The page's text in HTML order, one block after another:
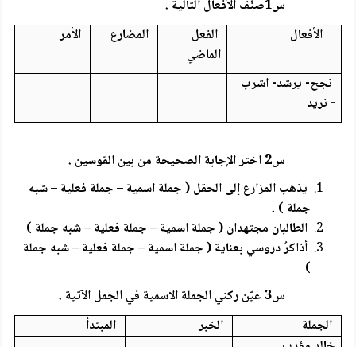
س1صنّف الأفعال التالية .
الأفعال
الفعل
الماضي
المضارع الأمر
نجح- يرشد- اشرب
- نريد
س2 اختر الإجابة الصحيحة من بين القوسين .
يذهب المزارع إلى الحقل ( جملة اسمية – جملة فعلية – شبه
جملة ) .
الطالبان مجتهدان ( جملة اسمية – جملة فعلية – شبه جملة )
أذاكرُ دروسي بعناية ( جملة اسمية – جملة فعلية – شبه جملة
)
س3 عيّن ركني الجملة الاسمية في الجمل الآتية .
الجملة
الخبر
المبتدأ